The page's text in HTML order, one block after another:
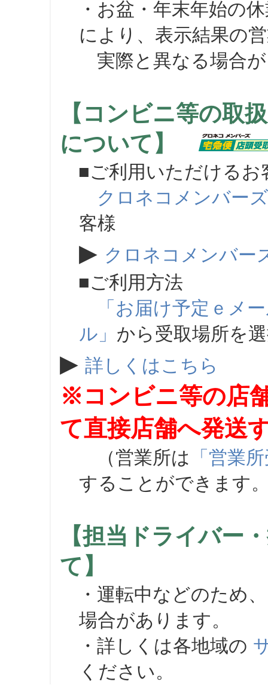
・お盆・年末年始の
により、表示結果の
実際と異なる場合が
【コンビニ等の取
について】
■ご利用いただけるお
クロネコメンバーズ
客様
▶ クロネコメンバー
■ご利用方法
「お届け予定ｅメ
ル」 から受取場所を
▶ 詳しくはこちら
※コンビニ等の店
て直接店舗へ発送
（営業所は 「営業
することができます
【担当ドライバー
て】
・運転中などのため
場合があります。
・詳しくは各地域の
ください。